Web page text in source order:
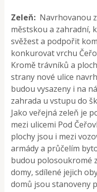
Zeleň: Navrhovanou
městskou a zahradní,
svěžest a podpořit
konkurovat vrchu
Kromě trávníků a
strany nové ulice
budou vysazeny i na
zahrada u vstupu do
Jako veřejná zeleň je
mezi ulicemi Pod
plochy jsou i mezi
armády a průčelím
budou polosoukromé
domy, sdílené jejich
domů jsou stanoveny